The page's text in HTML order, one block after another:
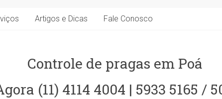
Artigos e Dicas Fale Conosco
Controle de pragas em Poá
(11) 4114 4004 | 5933 5165 /